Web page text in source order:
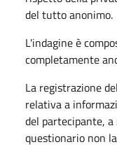
del tutto anonimo.
L'indagine è
completamente
La registrazione
relativa a
del partecipante, a
questionario non